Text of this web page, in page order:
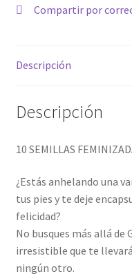
Compartir por
Descripción
Descripción
10 SEMILLAS
¿Estás anhelando una
tus pies y te deje
felicidad?
No busques más allá de
irresistible que te
ningún otro.